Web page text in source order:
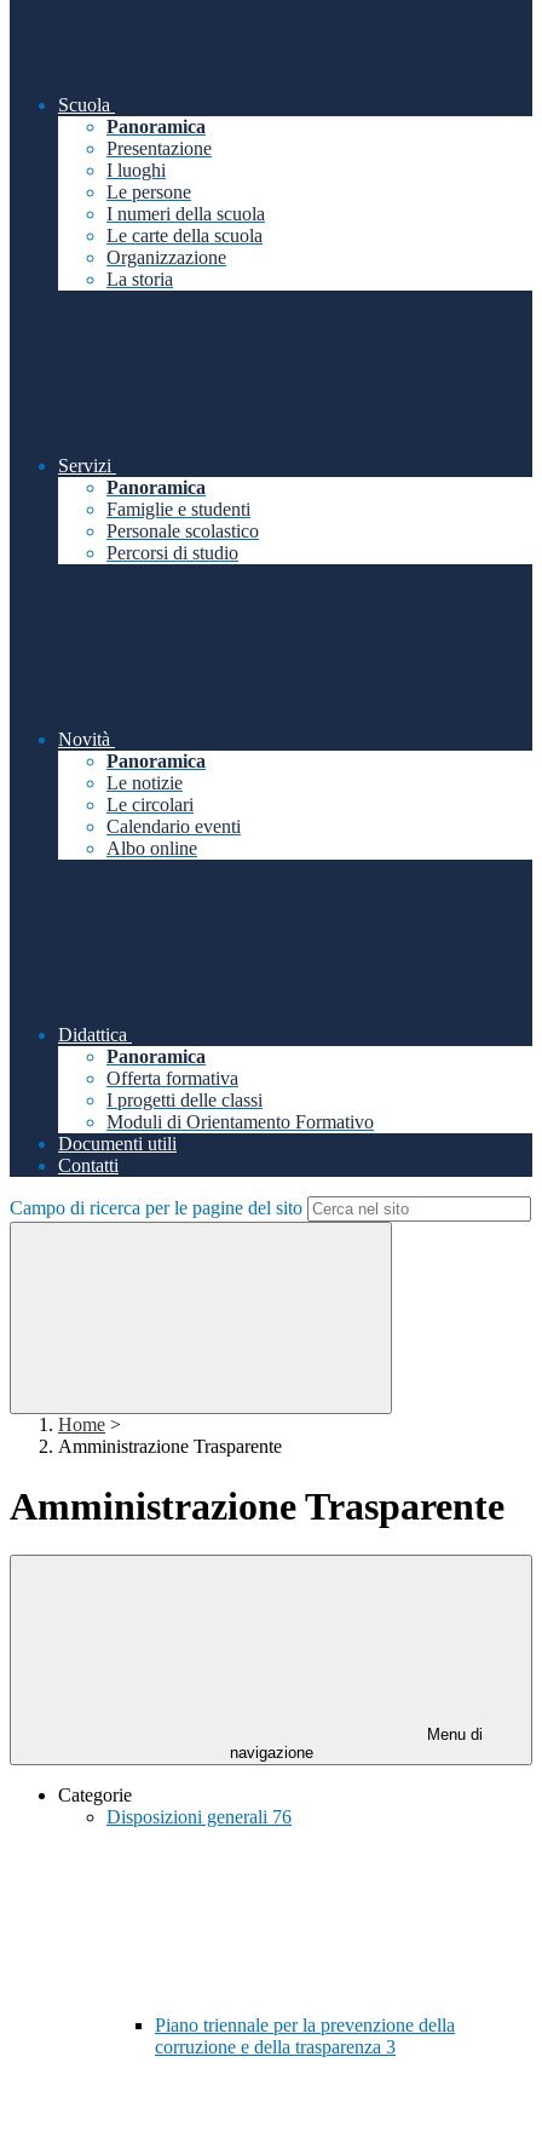
Scuola
Panoramica
Presentazione
I luoghi
Le persone
I numeri della scuola
Le carte della scuola
Organizzazione
La storia
Servizi
Panoramica
Famiglie e studenti
Personale scolastico
Percorsi di studio
Novità
Panoramica
Le notizie
Le circolari
Calendario eventi
Albo online
Didattica
Panoramica
Offerta formativa
I progetti delle classi
Moduli di Orientamento Formativo
Documenti utili
Contatti
Campo di ricerca per le pagine del sito
Home >
Amministrazione Trasparente
Amministrazione Trasparente
Menu di
navigazione
Categorie
Disposizioni generali 76
Piano triennale per la prevenzione della
corruzione e della trasparenza 3